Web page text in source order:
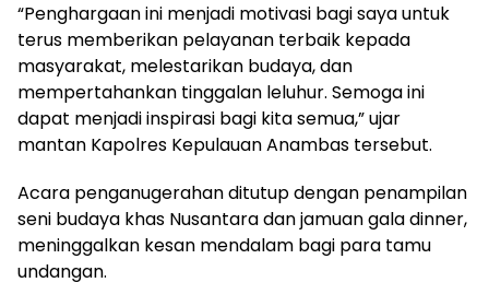
“Penghargaan ini menjadi motivasi bagi saya untuk
terus memberikan pelayanan terbaik kepada
masyarakat, melestarikan budaya, dan
mempertahankan tinggalan leluhur. Semoga ini
dapat menjadi inspirasi bagi kita semua,” ujar
mantan Kapolres Kepulauan Anambas tersebut.
Acara penganugerahan ditutup dengan penampilan
seni budaya khas Nusantara dan jamuan gala dinner,
meninggalkan kesan mendalam bagi para tamu
undangan.